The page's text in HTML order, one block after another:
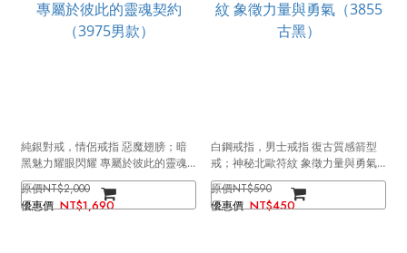
純銀對戒，情侶戒指 惡魔翅膀；暗
黑魅力耀眼閃耀 專屬於彼此的靈魂
契約（3975男款）
NT$2,000
NT$1,690
白鋼戒指，男士戒指 復古質感箭型
戒；神秘北歐符紋 象徵力量與勇氣
（3855古黑）
NT$590
NT$450